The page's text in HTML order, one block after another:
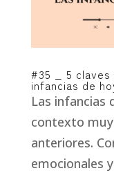
#35 _ 5 claves
infancias de
Las infancias
contexto
anteriores.
emocionales